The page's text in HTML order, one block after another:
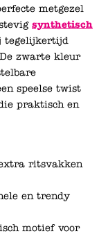
metgezel
synthetisch
tegelijkertijd
zwarte kleur
speelse twist
praktisch en
ritsvakken
en trendy
motief voor